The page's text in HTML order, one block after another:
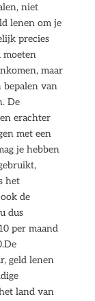
niet
lenen om je
precies
moeten
maar
van
De
erachter
met een
je hebben
het
de
dus
per maand
geld lenen
land van